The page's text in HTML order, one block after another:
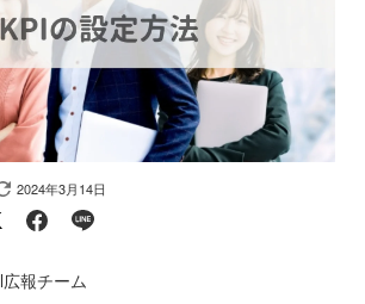
2024年3月14日
報チーム